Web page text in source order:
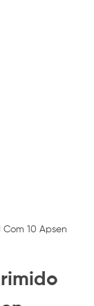
10 Apsen